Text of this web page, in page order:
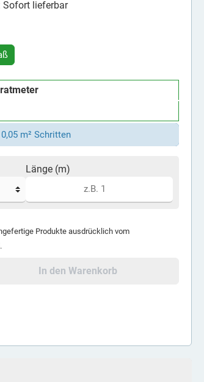
Sofort lieferbar
m² Schritten
Länge (m)
Produkte ausdrücklich vom
In den Warenkorb